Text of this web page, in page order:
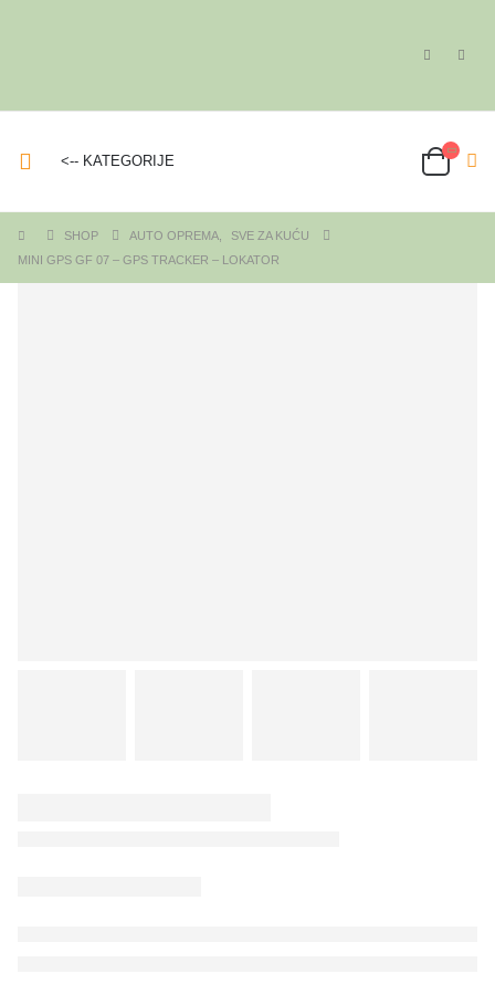
<-- KATEGORIJE
SHOP AUTO OPREMA
SVE ZA KUĆU
MINI GPS GF 07 – GPS TRACKER – LOKATOR